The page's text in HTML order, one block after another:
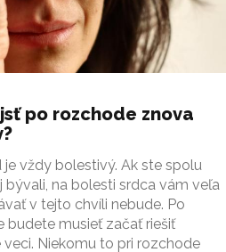
po rozchode znova
je vždy bolestivý. Ak ste spolu
bývali, na bolesti srdca vám veľa
v tejto chvíli nebude. Po
budete musieť začať riešiť
veci. Niekomu to pri rozchode